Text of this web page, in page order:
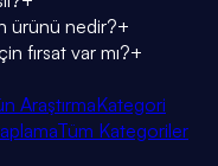
ürünü nedir?+
fırsat var mı?+
AraştırmaKategori
Tüm Kategoriler